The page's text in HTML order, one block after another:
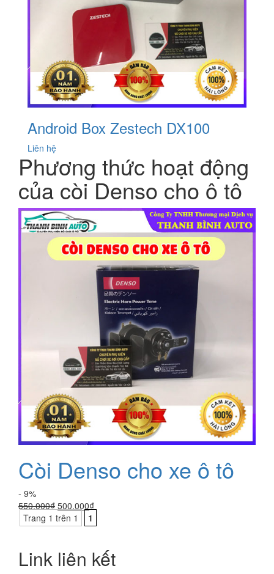
Android Box Zestech DX100
Liên hệ
Phương thức hoạt động
của còi Denso cho ô tô
Còi Denso cho xe ô tô
- 9%
550.000₫ Giá
gốc
là:
500.000₫Giá
tại
500.000₫.
Trang 1 trên 1 1
Link liên kết